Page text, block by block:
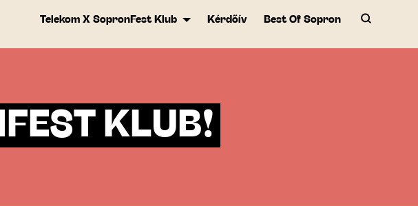
Telekom X SopronFest Klub Kérdőív Best Of Sopron
KLUB!